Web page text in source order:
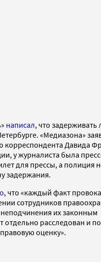
написал, что задерживать
«Медиазона»
корреспондента Давида
у журналиста была
для прессы, а полиция
задержания.
, что «каждый факт
сотрудников
их законным
отдельно расследован и
оценку».